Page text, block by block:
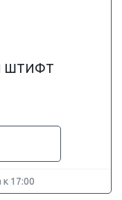
ШТИФТ
к 17:00